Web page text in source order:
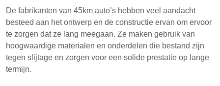
De fabrikanten van 45km auto’s hebben veel aandacht
besteed aan het ontwerp en de constructie ervan om ervoor
te zorgen dat ze lang meegaan. Ze maken gebruik van
hoogwaardige materialen en onderdelen die bestand zijn
tegen slijtage en zorgen voor een solide prestatie op lange
termijn.